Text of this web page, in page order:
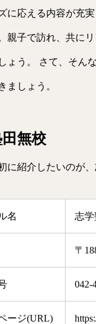
に応える内容が充
親子で訪れ、共に
ょう。 さて、そん
ましょう。
無校
に紹介したいのが、
名 志学
〒
042-
ージ(URL)